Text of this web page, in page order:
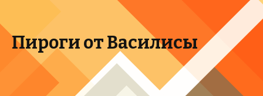
Пироги от Василисы